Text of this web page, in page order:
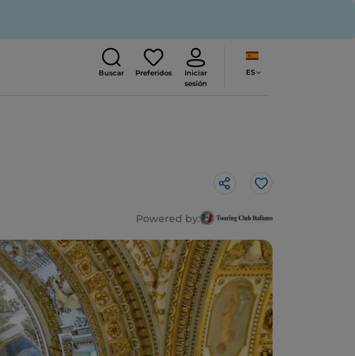
Buscar Preferidos
Iniciar
sesión
ES
Me gusta
Powered by: